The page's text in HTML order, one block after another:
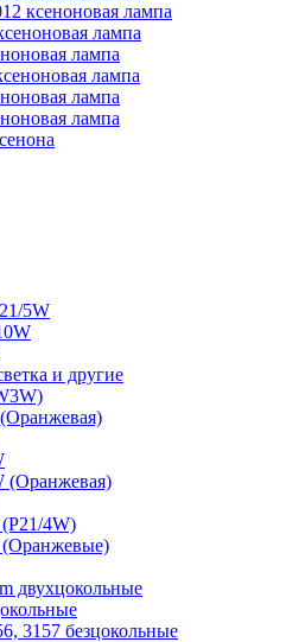
ксеноновая лампа
лампа
лампа
лампа
лампа
лампа
5W
и другие
(Оранжевая)
4W)
двухцокольные
3157 безцокольные